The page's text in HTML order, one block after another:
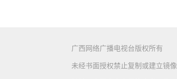
广西网络广播电视台版权所有
未经书面授权禁止复制或建立镜像